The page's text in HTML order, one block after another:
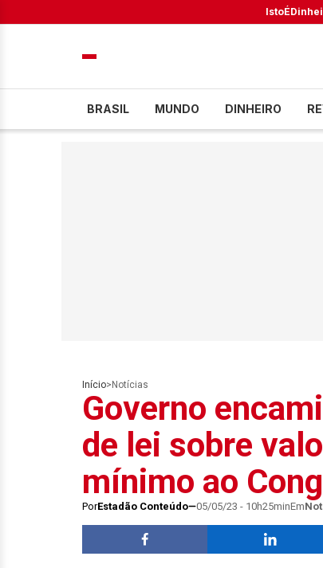
IstoÉ
BRASIL MUNDO DINHEIRO
Início> Notícias
Governo
de lei sobre
mínimo ao
PorEstadão Conteúdo 05/05/23 - 10h25minEm